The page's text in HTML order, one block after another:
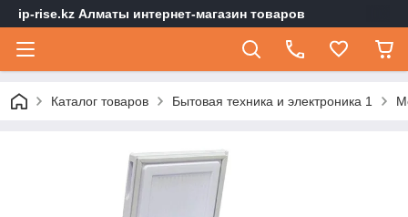
ip-rise.kz Алматы интернет-магазин товаров
Каталог товаров Бытовая техника и электроника 1